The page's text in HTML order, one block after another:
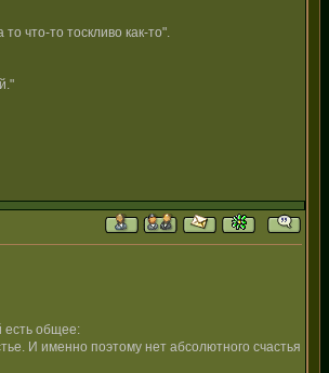
что-то тоскливо как-то".
есть общее:
И именно поэтому нет абсолютного счастья